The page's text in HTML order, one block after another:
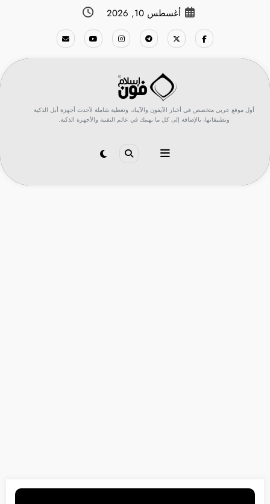
أغسطس 10, 2026
أول موقع عربي متخصص في أخبار الآيفون والآيباد، وتغطية شاملة لأحدث أجهزة أبل الذكية
وتطبيقاتها، بالإضافة إلى كل ما يهمك في عالم التقنية والأجهزة الذكية.